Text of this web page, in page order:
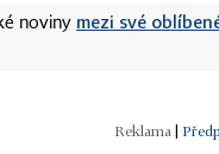
noviny mezi své
|